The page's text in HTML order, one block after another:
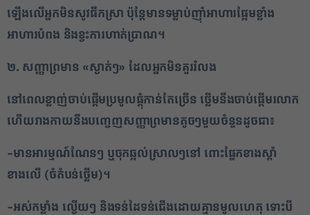
ឡើងលើអ្នកមិនសូវផឹកស្រា ប៉ុន្តែមានទម្លាប់ញ៉ាំអាហារផ្អែមខ្លាំង
អាហារបំពង និងខ្វះការហាត់ប្រាណ។
២. សញ្ញាព្រមាន «ស្ងាត់ៗ» ដែលអ្នកមិនគួររំលង
នៅពេលខ្លាញ់ចាប់ផ្តើមប្រមូលផ្តុំកាន់តែច្រើន ថ្លើមនឹងចាប់ផ្តើមរលាក
ហើយរាងកាយនឹងបញ្ចេញសញ្ញាព្រមានតូចៗមួយចំនួនដូចជា៖
-មានអារម្មណ៍ណែនៗ ឬចុកឆ្អល់ស្រាលៗនៅ ពោះផ្នែកខាងស្តាំ
ខាងលើ (ចំតំបន់ថ្លើម)។
-អស់កម្លាំង ល្វើយៗ និងទន់ដៃទន់ជើងដោយគ្មានមូលហេតុ ទោះបី